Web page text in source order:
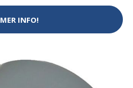
MER INFO!